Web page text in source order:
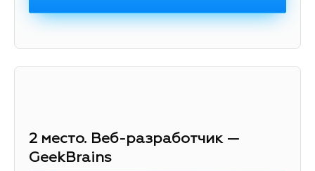
2 место. Веб-разработчик —
GeekBrains